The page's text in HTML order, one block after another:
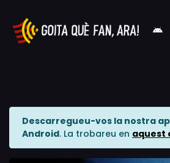
Descarregueu-vos la nostra
Android. La trobareu en aquest